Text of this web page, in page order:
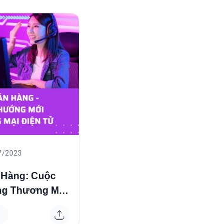
2023
Cuộc
Thương Mại